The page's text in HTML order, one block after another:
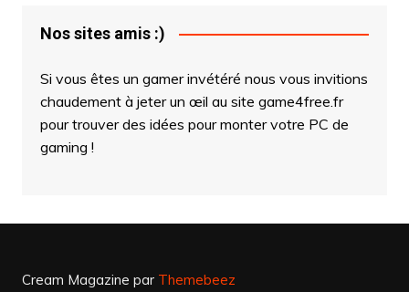
Nos sites amis :)
Si vous êtes un gamer invétéré nous vous invitions
chaudement à jeter un œil au site game4free.fr
pour trouver des idées pour monter votre PC de
gaming !
Cream Magazine par Themebeez